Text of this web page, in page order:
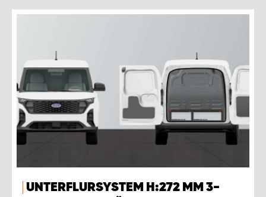
UNTERFLURSYSTEM H:272 MM 3-